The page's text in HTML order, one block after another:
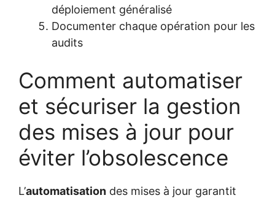
déploiement généralisé
Documenter chaque opération pour les
audits
Comment automatiser
et sécuriser la gestion
des mises à jour pour
éviter l’obsolescence
L’automatisation des mises à jour garantit